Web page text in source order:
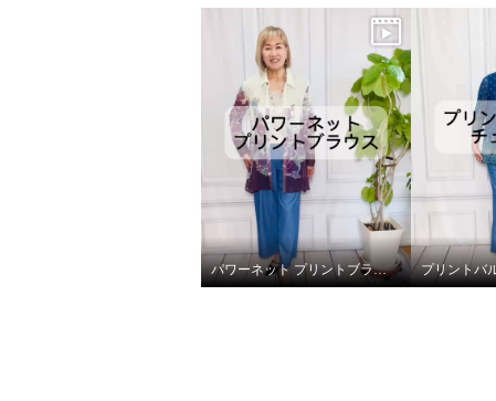
パワーネット プリントブラウス（フラワー）